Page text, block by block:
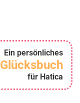
Ein persönliches
Glücksbuch
für Hatica